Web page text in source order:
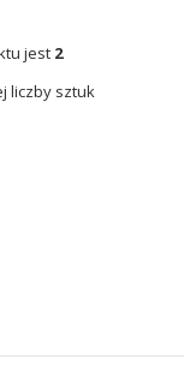
jest 2
liczby sztuk